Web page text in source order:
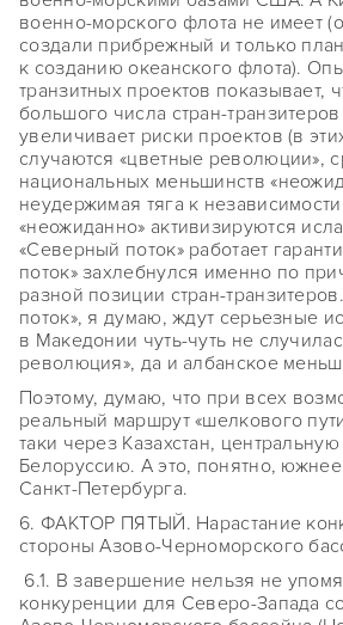
военно-морского флота не имеет
создали прибрежный и только
к созданию океанского флота).
транзитных проектов показывает,
большого числа стран-транзитеров
увеличивает риски проектов (в
случаются «цветные революции»,
национальных меньшинств
неудержимая тяга к
«неожиданно» активизируются
«Северный поток» работает
поток» захлебнулся именно по
разной позиции стран-
поток», я думаю, ждут серьезные
в Македонии чуть-чуть не
революция», да и албанское
Поэтому, думаю, что при всех
реальный маршрут «шелкового
таки через Казахстан,
Белоруссию. А это, понятно,
Санкт-Петербурга.
6. ФАКТОР ПЯТЫЙ. Нарастание
стороны Азово-Черноморского
6.1. В завершение нельзя не
конкуренции для Северо-Запада